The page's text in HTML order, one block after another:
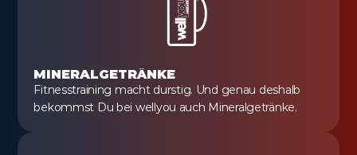
MINERALGETRÄNKE
Fitnesstraining macht durstig. Und genau deshalb
bekommst Du bei wellyou auch Mineralgetränke.